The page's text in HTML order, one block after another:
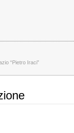
“Pietro Iraci”